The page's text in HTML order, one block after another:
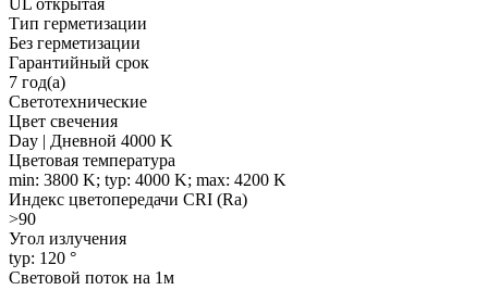
Тип герметизации
Без герметизации
Гарантийный срок
7 год(а)
Светотехнические
Цвет свечения
Day | Дневной 4000 K
Цветовая температура
min: 3800 K; typ: 4000 K; max: 4200 K
Индекс цветопередачи CRI (Ra)
>90
Угол излучения
typ: 120 °
Световой поток на 1м